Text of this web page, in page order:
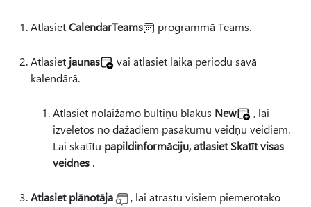
AtlasietCalendarTeams programmā Teams.
Atlasiet jaunas
vai atlasiet laika periodu savā
kalendārā.
Atlasiet nolaižamo bultiņu blakus New
, lai
izvēlētos no dažādiem pasākumu veidņu veidiem.
Lai skatītu papildinformāciju, atlasiet Skatīt visas
veidnes .
Atlasiet plānotāja
, lai atrastu visiem piemērotāko